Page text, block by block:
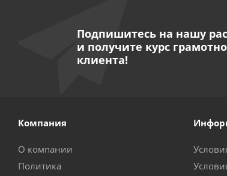
Подпишитесь на нашу
и получите курс
клиента!
Компания
О компании
Политика